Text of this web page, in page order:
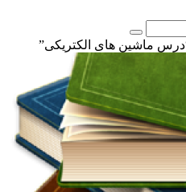
های الکتریکی”